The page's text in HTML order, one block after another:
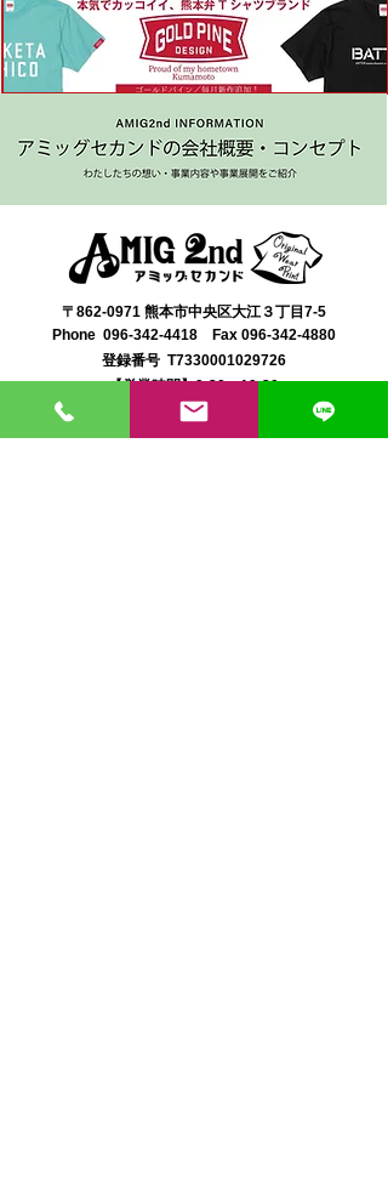
〒862-0971 熊本市中央区大江３丁目7-5
​Phone 096-342-4418 Fax 096-342-4880
登録番号 T7330001029726
【営業時間】9:30〜19:30
【1月・2月／冬季営業時間】9:30～19：00
【休み】日曜・祝日